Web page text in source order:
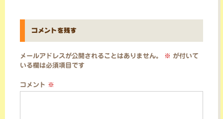
シ
ョ
コメントを残す
メールアドレスが公開されることはありません。 ※ が付いて
いる欄は必須項目です
コメント ※